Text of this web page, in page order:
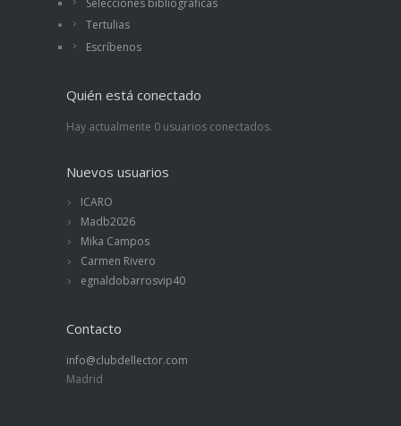
Selecciones bibliográficas
Tertulias
Escríbenos
Quién está conectado
Hay actualmente 0 usuarios conectados.
Nuevos usuarios
ICARO
Madb2026
Mika Campos
Carmen Rivero
egnaldobarrosvip40
Contacto
info@clubdellector.com
Madrid